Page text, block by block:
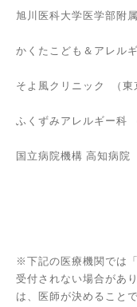
旭川医科大学医学部附
かくたこども＆アレル
そよ風クリニック （
ふくずみアレルギー科
国立病院機構 高知病院
※下記の医療機関では
受付されない場合があ
は、医師が決めること